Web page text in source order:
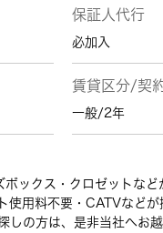
保証人代行
必加入
賃貸区分/契
一般/2年
ックス・クロゼットな
使用料不要・CATVなど
しの方は、是非当社へお